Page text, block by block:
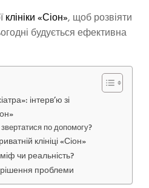
клініки «Сіон», щоб розвіяти
будується ефективна
інтерв’ю зі
по допомогу?
клініці «Сіон»
чи реальність?
проблеми